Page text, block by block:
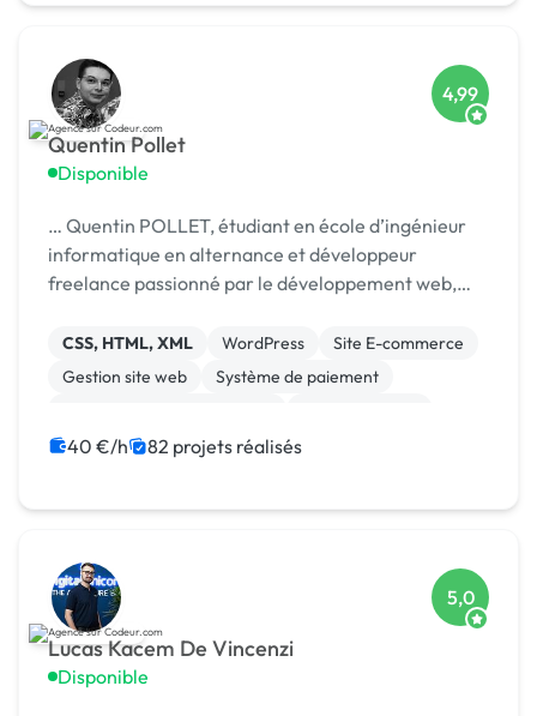
Quentin Pollet
Disponible
4,99
… Quentin POLLET, étudiant en école d’ingénieur
informatique en alternance et développeur
freelance passionné par le développement web,
CSS, HTML, XML WordPress
Site E-commerce
Gestion site web
Système de paiement
Maintenance
Integration HTML
40 €/h 82 projets réalisés
Lucas Kacem De Vincenzi
Disponible
5,0